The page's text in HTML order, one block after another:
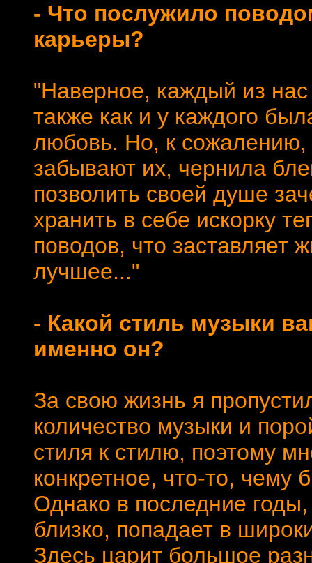
- Что послужило
карьеры?
"Наверное, каждый из
также как и у каждого
любовь. Но, к сожалению,
забывают их, чернила
позволить своей душе
хранить в себе искорку
поводов, что заставляет
лучшее..."
- Какой стиль музыки
именно он?
За свою жизнь я
количество музыки и
стиля к стилю, поэтому
конкретное, что-то, чему
Однако в последние
близко, попадает в
Здесь царит большое